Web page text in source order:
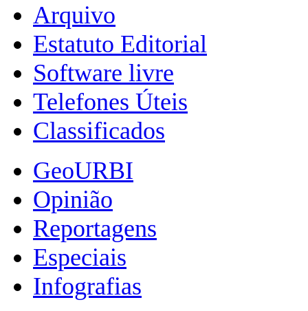
Arquivo
Estatuto Editorial
Software livre
Telefones Úteis
Classificados
GeoURBI
Opinião
Reportagens
Especiais
Infografias